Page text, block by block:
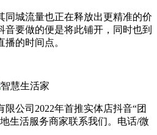
同城流量也正在释放出更精准的价
音要做的便是将此铺开，同时也到
的时间点。
公司2022年首推实体店抖音“团
生活服务商家联系我们。电话/微